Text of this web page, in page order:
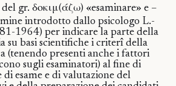
gr. δοκιμ(άζω) «esaminare» e –
introdotto dallo psicologo L.-
1964) per indicare la parte della
su basi scientifiche i criterî della
(tenendo presenti anche i fattori
sugli esaminatori) al fine di
esame e di valutazione del